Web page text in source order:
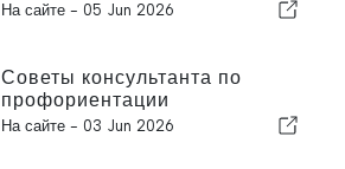
На сайте - 05 Jun 2026
Советы консультанта по
профориентации
Международной школы United
На сайте - 03 Jun 2026